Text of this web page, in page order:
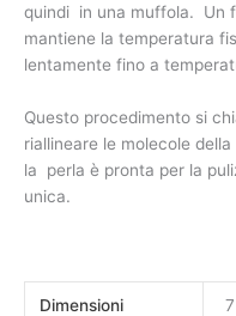
quindi in una muffola. Un
mantiene la temperatura
lentamente fino a
Questo procedimento si
riallineare le molecole
la perla è pronta per la
unica.
Dimensioni